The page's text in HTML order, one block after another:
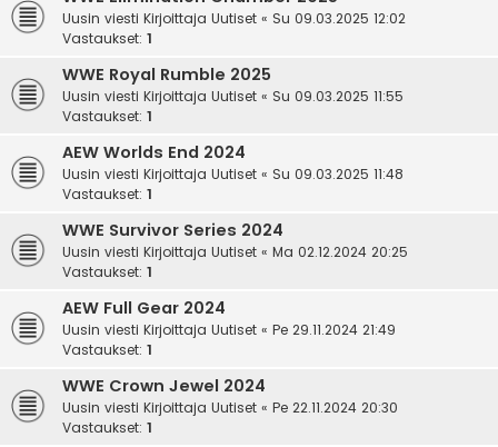
Uusin viesti Kirjoittaja Uutiset « Su 09.03.2025 12:02
Vastaukset: 1
WWE Royal Rumble 2025
Uusin viesti Kirjoittaja Uutiset « Su 09.03.2025 11:55
Vastaukset: 1
AEW Worlds End 2024
Uusin viesti Kirjoittaja Uutiset « Su 09.03.2025 11:48
Vastaukset: 1
WWE Survivor Series 2024
Uusin viesti Kirjoittaja Uutiset « Ma 02.12.2024 20:25
Vastaukset: 1
AEW Full Gear 2024
Uusin viesti Kirjoittaja Uutiset « Pe 29.11.2024 21:49
Vastaukset: 1
WWE Crown Jewel 2024
Uusin viesti Kirjoittaja Uutiset « Pe 22.11.2024 20:30
Vastaukset: 1